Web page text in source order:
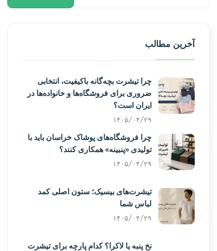
آخرین مطالب
چرا تیشرت بچه‌گانه باکیفیت، انتخابی
ضروری برای فروشگاه‌ها و خانواده‌ها در
ایران است؟
۱۴۰۵/۰۴/۲۹
چرا فروشگاه‌های پوشاک خراسان باید با
تولیدی «پنبینه» همکاری کنند؟
۱۴۰۵/۰۴/۲۹
تیشرت‌های بیسیک؛ ستون اصلی کمد
لباس شما
۱۴۰۵/۰۴/۲۹
نخ پنبه یا لاکرا؟ کدام پارچه برای تیشرت